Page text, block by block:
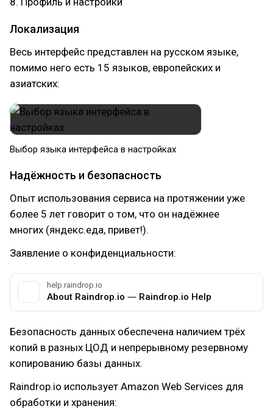
Локализация
Весь интерфейс представлен на русском языке,
помимо него есть 15 языков, европейских и
азиатских:
Выбор языка интерфейса в настройках
Надёжность и безопасность
Опыт использования сервиса на протяжении уже
более 5 лет говорит о том, что он надёжнее
многих (яндекс.еда, привет!).
Заявление о конфиденциальности:
help.raindrop.io
About Raindrop.io ― Raindrop.io Help
Безопасность данных обеспечена наличием трёх
копий в разных ЦОД и непрерывному резервному
копированию базы данных.
Raindrop.io использует Amazon Web Services для
обработки и хранения: